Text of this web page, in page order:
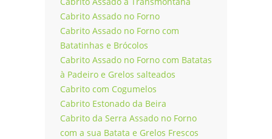
Cabrito Assado no Forno
Cabrito Assado no Forno com
Batatinhas e Brócolos
Cabrito Assado no Forno com Batatas
à Padeiro e Grelos salteados
Cabrito com Cogumelos
Cabrito Estonado da Beira
Cabrito da Serra Assado no Forno
com a sua Batata e Grelos Frescos